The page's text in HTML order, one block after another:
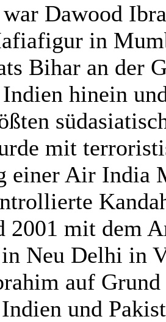
Dawood
in
Bihar an der
hinein
mit
einer Air India
2001 mit dem
Neu Delhi in
auf
und